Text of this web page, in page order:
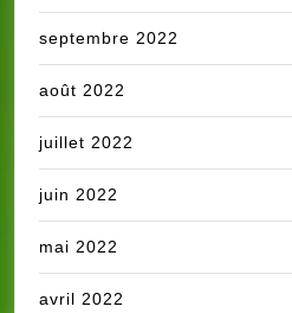
septembre 2022
août 2022
juillet 2022
juin 2022
mai 2022
avril 2022